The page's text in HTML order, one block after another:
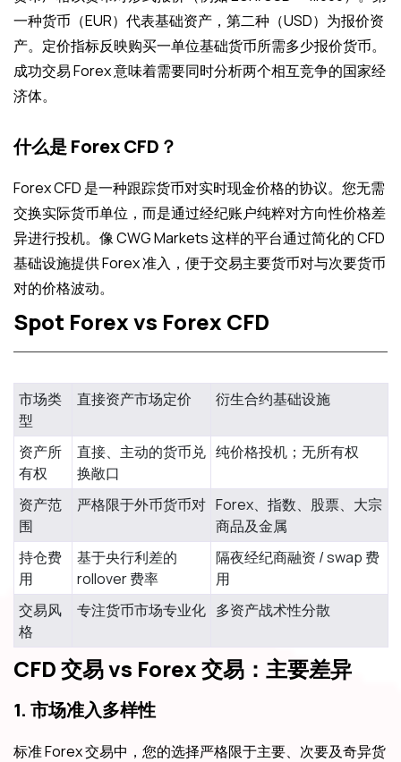
一种货币（EUR）代表基础资产，第二种（USD）为报价资
产。定价指标反映购买一单位基础货币所需多少报价货币。
成功交易 Forex 意味着需要同时分析两个相互竞争的国家经
济体。
什么是 Forex CFD？
Forex CFD 是一种跟踪货币对实时现金价格的协议。您无需
交换实际货币单位，而是通过经纪账户纯粹对方向性价格差
异进行投机。像 CWG Markets 这样的平台通过简化的 CFD
基础设施提供 Forex 准入，便于交易主要货币对与次要货币
对的价格波动。
Spot Forex vs Forex CFD
市场类
型
直接资产市场定价 衍生合约基础设施
资产所
有权
直接、主动的货币兑
换敞口
纯价格投机；无所有权
资产范
围
严格限于外币货币对 Forex、指数、股票、大宗
商品及金属
持仓费
用
基于央行利差的
rollover 费率
隔夜经纪商融资 / swap 费
用
交易风
格
专注货币市场专业化 多资产战术性分散
CFD 交易 vs Forex 交易：主要差异
1. 市场准入多样性
标准 Forex 交易中，您的选择严格限于主要、次要及奇异货